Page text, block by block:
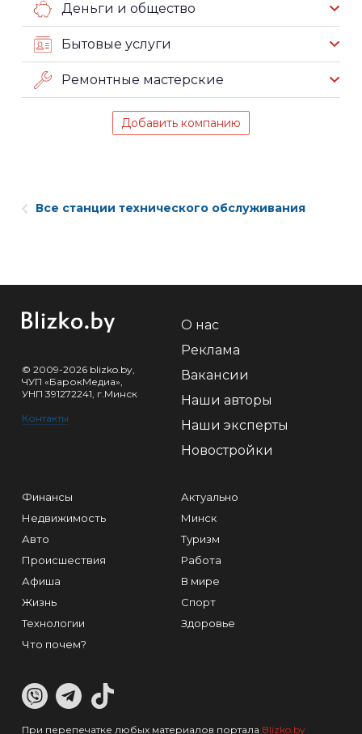
Деньги и общество
Бытовые услуги
Ремонтные мастерские
Добавить компанию
Все станции технического обслуживания
© 2009-2026 blizko.by,
ЧУП «БарокМедиа»,
УНП 391272241, г.Минск
Контакты
О нас
Реклама
Вакансии
Наши авторы
Наши эксперты
Новостройки
Финансы
Недвижимость
Авто
Происшествия
Афиша
Жизнь
Технологии
Что почем?
Актуально
Минск
Туризм
Работа
В мире
Спорт
Здоровье
При перепечатке любых материалов портала Blizko.by